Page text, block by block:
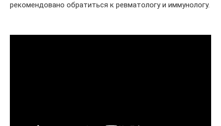
рекомендовано обратиться к ревматологу и иммунологу.